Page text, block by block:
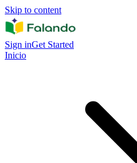
Skip to content
Sign inGet Started
Inicio